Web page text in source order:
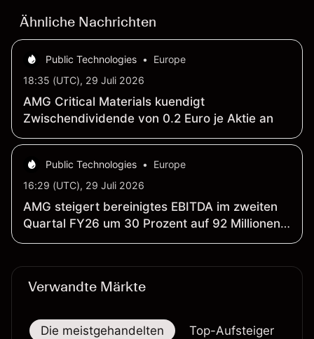
Ähnliche Nachrichten
Public Technologies •
Europe
18:35 (UTC), 29 Juli 2026
AMG Critical Materials kuendigt
Zwischendividende von 0.2 Euro je Aktie an
Public Technologies •
Europe
16:29 (UTC), 29 Juli 2026
AMG steigert bereinigtes EBITDA im zweiten
Quartal FY26 um 30 Prozent auf 92 Millionen
US-Dollar; Umsatz steigt um 19 Prozent auf
Verwandte Märkte
Die meistgehandelten Top-Aufsteiger